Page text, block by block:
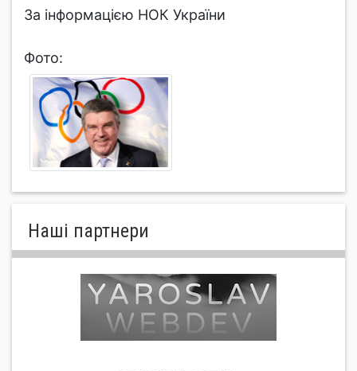
За інформацією НОК України
Фото:
Нашi партнери